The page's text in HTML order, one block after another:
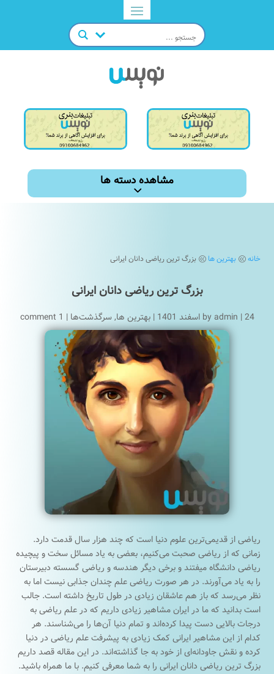
مشاهده دسته ها
خانه @ بهترین ها @ بزرگ ترین ریاضی دانان ایرانی
بزرگ ترین ریاضی دانان ایرانی
by admin |24 اسفند 1401 |بهترین ها,سرگذشت‌ها |
1 comment
ریاضی از قدیمی‌ترین علوم دنیا است که چند هزار سال قدمت دارد.
زمانی که از ریاضی صحبت می‌کنیم، بعضی به یاد مسائل سخت و پیچیده
ریاضی دانشگاه میفتند و برخی دیگر هندسه و ریاضی گسسته دبیرستان
را به یاد می‌آورند. در هر صورت ریاضی علم چندان جذابی نیست اما به
نظر می‌رسد که باز هم عاشقان زیادی در طول تاریخ داشته است. جالب
است بدانید که ما در ایران مشاهیر زیادی داریم که در علم ریاضی به
درجات بالایی دست پیدا کرده‌اند و تمام دنیا آن‌ها را می‌شناسند. هر
کدام از این مشاهیر ایرانی کمک زیادی به پیشرفت علم ریاضی در دنیا
کرده و نقش جاودانه‌ای از خود به جا گذاشته‌اند. در این مقاله قصد داریم
بزرگ ترین ریاضی دانان ایرانی را به شما معرفی کنیم‌. با ما همراه باشید.